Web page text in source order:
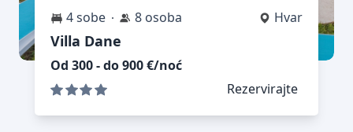
4 sobe 8 osoba Hvar
Villa Dane
Od 300 - do 900 €/noć
Rezervirajte